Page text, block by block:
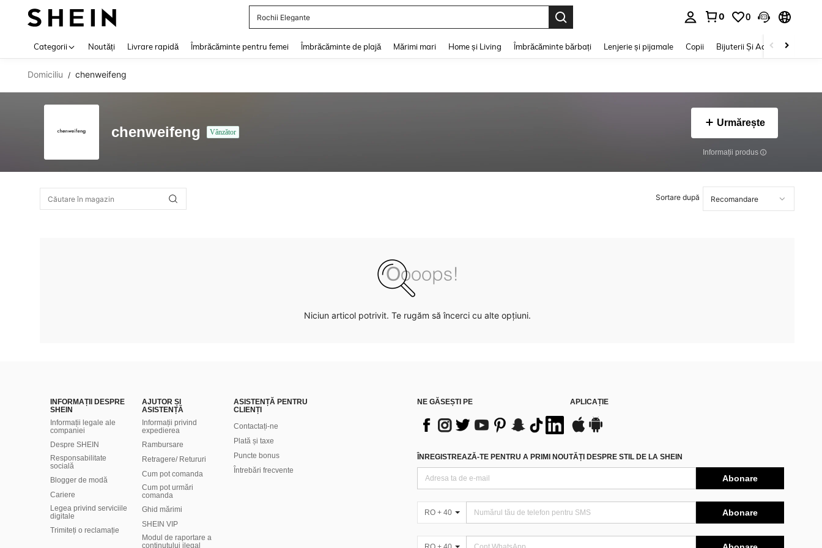
Rochii Elegante
0 0
Categorii Noutăți Livrare rapidă Îmbrăcăminte pentru femei Îmbrăcăminte de plajă Mărimi mari Home și Living Îmbrăcăminte bărbați Lenjerie și pijamale Copii Bijuterii Și Accesorii
Domiciliu / chenweifeng
chenweifeng Vânzător
Urmărește
Informații produs
Sortare după
Niciun articol potrivit. Te rugăm să încerci cu alte opțiuni.
INFORMAȚII DESPRE
SHEIN
Informații legale ale
companiei
Despre SHEIN
Responsabilitate
socială
Blogger de modă
Cariere
Legea privind serviciile
digitale
Trimiteți o reclamație
AJUTOR ȘI
ASISTENȚĂ
Informații privind
expedierea
Rambursare
Retragere/ Retururi
Cum pot comanda
Cum pot urmări
comanda
Ghid mărimi
SHEIN VIP
Modul de raportare a
conținutului ilegal
ASISTENȚĂ PENTRU
CLIENȚI
Contactați-ne
Plată și taxe
Puncte bonus
Întrebări frecvente
NE GĂSEȘTI PE APLICAȚIE
ÎNREGISTREAZĂ-TE PENTRU A PRIMI NOUTĂȚI DESPRE STIL DE LA SHEIN
Abonare
RO + 40 Abonare